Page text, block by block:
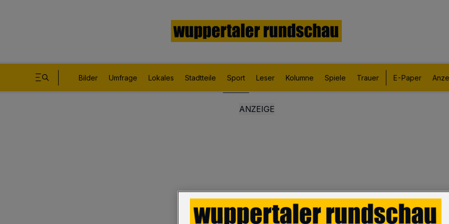
Bilder Umfrage Lokales Stadtteile Sport Leser Kolumne Spiele Trauer E-Paper